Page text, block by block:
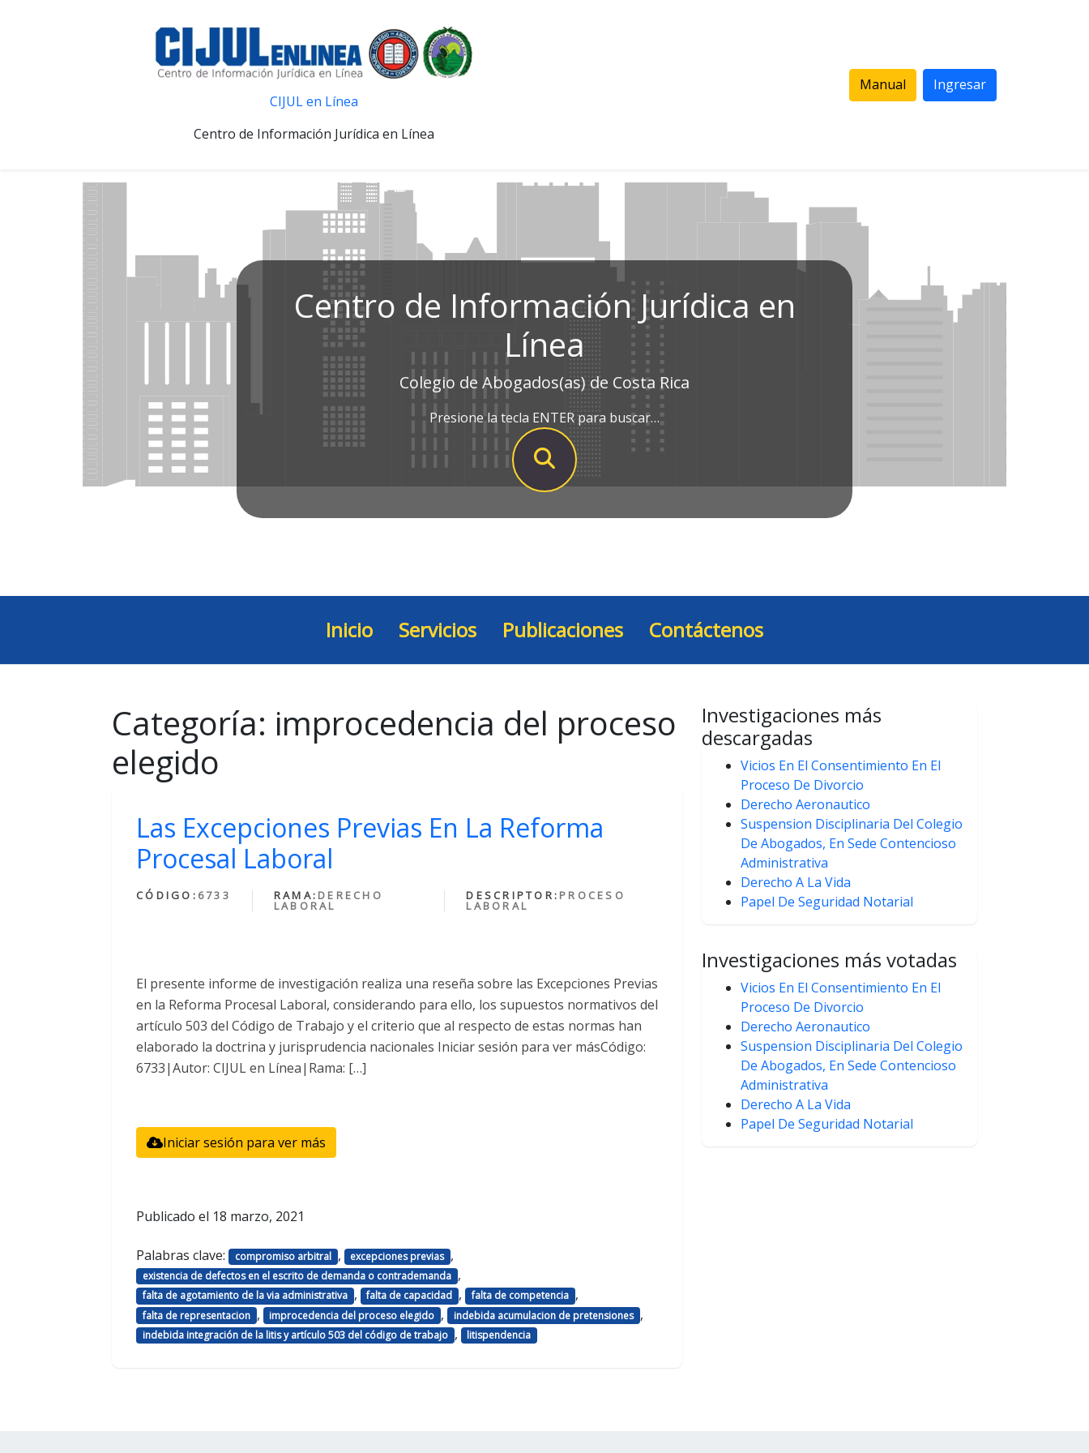
CIJUL en Línea
Centro de Información Jurídica en Línea
Manual Ingresar
Centro de Información Jurídica en
Línea
Colegio de Abogados(as) de Costa Rica
Presione la tecla ENTER para buscar…
Inicio Servicios Publicaciones Contáctenos
Categoría: improcedencia del proceso
elegido
Las Excepciones Previas En La Reforma
Procesal Laboral
CÓDIGO: 6733 RAMA: DERECHO
LABORAL
DESCRIPTOR: PROCESO
LABORAL
El presente informe de investigación realiza una reseña sobre las Excepciones Previas
en la Reforma Procesal Laboral, considerando para ello, los supuestos normativos del
artículo 503 del Código de Trabajo y el criterio que al respecto de estas normas han
elaborado la doctrina y jurisprudencia nacionales Iniciar sesión para ver másCódigo:
6733|Autor: CIJUL en Línea|Rama: […]
Iniciar sesión para ver más
Publicado el 18 marzo, 2021
Palabras clave: compromiso arbitral , excepciones previas ,
existencia de defectos en el escrito de demanda o contrademanda ,
falta de agotamiento de la via administrativa , falta de capacidad , falta de competencia ,
falta de representacion , improcedencia del proceso elegido , indebida acumulacion de pretensiones ,
indebida integración de la litis y artículo 503 del código de trabajo , litispendencia
Investigaciones más
descargadas
Vicios En El Consentimiento En El
Proceso De Divorcio
Derecho Aeronautico
Suspension Disciplinaria Del Colegio
De Abogados, En Sede Contencioso
Administrativa
Derecho A La Vida
Papel De Seguridad Notarial
Investigaciones más votadas
Vicios En El Consentimiento En El
Proceso De Divorcio
Derecho Aeronautico
Suspension Disciplinaria Del Colegio
De Abogados, En Sede Contencioso
Administrativa
Derecho A La Vida
Papel De Seguridad Notarial